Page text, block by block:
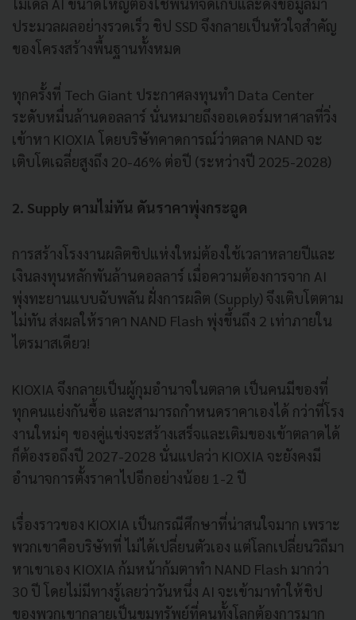
ประมวลผลอย่างรวดเร็ว ชิป SSD จึงกลายเป็นหัวใจสำคัญ
ของโครงสร้างพื้นฐานทั้งหมด
ทุกครั้งที่ Tech Giant ประกาศลงทุนทำ Data Center
ระดับหมื่นล้านดอลลาร์ นั่นหมายถึงออเดอร์มหาศาลที่วิ่ง
เข้าหา KIOXIA โดยบริษัทคาดการณ์ว่าตลาด NAND จะ
เติบโตเฉลี่ยสูงถึง 20-46% ต่อปี (ระหว่างปี 2025-2028)
2. Supply ตามไม่ทัน ดันราคาพุ่งกระฉูด
การสร้างโรงงานผลิตชิปแห่งใหม่ต้องใช้เวลาหลายปีและ
เงินลงทุนหลักพันล้านดอลลาร์ เมื่อความต้องการจาก AI
พุ่งทะยานแบบฉับพลัน ฝั่งการผลิต (Supply) จึงเติบโตตาม
ไม่ทัน ส่งผลให้ราคา NAND Flash พุ่งขึ้นถึง 2 เท่าภายใน
ไตรมาสเดียว!
KIOXIA จึงกลายเป็นผู้กุมอำนาจในตลาด เป็นคนมีของที่
ทุกคนแย่งกันซื้อ และสามารถกำหนดราคาเองได้ กว่าที่โรง
งานใหม่ๆ ของคู่แข่งจะสร้างเสร็จและเติมของเข้าตลาดได้
ก็ต้องรอถึงปี 2027-2028 นั่นแปลว่า KIOXIA จะยังคงมี
อำนาจการตั้งราคาไปอีกอย่างน้อย 1-2 ปี
เรื่องราวของ KIOXIA เป็นกรณีศึกษาที่น่าสนใจมาก เพราะ
พวกเขาคือบริษัทที่ ไม่ได้เปลี่ยนตัวเอง แต่โลกเปลี่ยนวิถีมา
หาเขาเอง KIOXIA ก้มหน้าก้มตาทำ NAND Flash มากว่า
30 ปี โดยไม่มีทางรู้เลยว่าวันหนึ่ง AI จะเข้ามาทำให้ชิป
ของพวกเขากลายเป็นขุมทรัพย์ที่คนทั้งโลกต้องการมาก